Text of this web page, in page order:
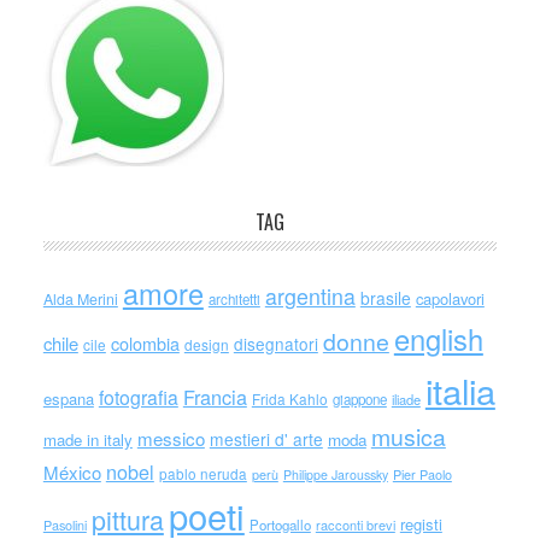
TAG
Alda Merini amore architetti argentina brasile capolavori
chile cile colombia design disegnatori donne english
espana fotografia Francia Frida Kahlo giappone iliade italia
made in italy messico mestieri d' arte moda musica
México nobel pablo neruda perù Philippe Jaroussky Pier Paolo
Pasolini pitturapoeti Portogallo racconti brevi registi